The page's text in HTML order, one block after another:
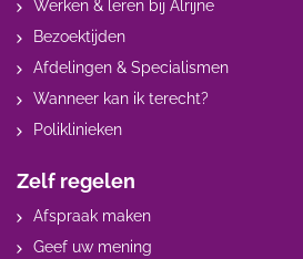
Werken & leren bij Alrijne
Bezoektijden
Afdelingen & Specialismen
Wanneer kan ik terecht?
Poliklinieken
Zelf regelen
Afspraak maken
Geef uw mening